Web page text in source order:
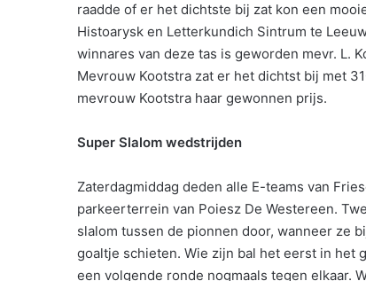
raadde of er het dichtste bij zat kon een
Histoarysk en Letterkundich Sintrum te
winnares van deze tas is geworden mevr. L.
Mevrouw Kootstra zat er het dichtst bij met
mevrouw Kootstra haar gewonnen prijs.
Super Slalom wedstrijden
Zaterdagmiddag deden alle E-teams van
parkeerterrein van Poiesz De Westereen.
slalom tussen de pionnen door, wanneer ze
goaltje schieten. Wie zijn bal het eerst in het
een volgende ronde nogmaals tegen elkaar.